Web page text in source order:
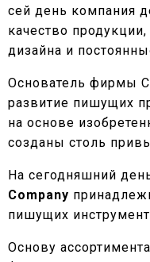
сей день компания
качество
дизайна и
Основатель фирмы
развитие пишущих
на основе
созданы столь
На сегодняшний
Company
пишущих
Основу